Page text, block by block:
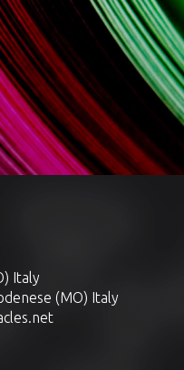
Italy
(MO) Italy